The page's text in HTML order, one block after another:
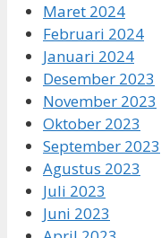
Maret 2024
Februari 2024
Januari 2024
Desember 2023
November 2023
Oktober 2023
September 2023
Agustus 2023
Juli 2023
Juni 2023